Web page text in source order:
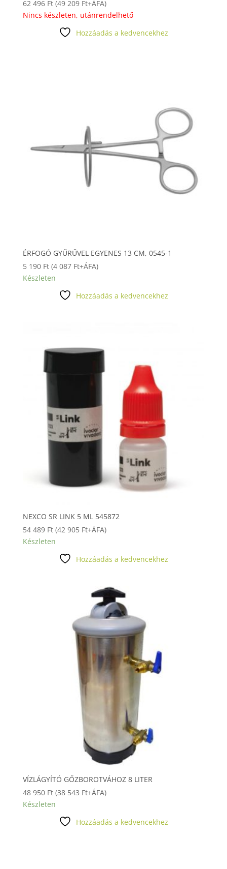
62 496 Ft (49 209 Ft+ÁFA)
Nincs készleten, utánrendelhető
Hozzáadás a kedvencekhez
ÉRFOGÓ GYŰRŰVEL EGYENES 13 CM, 0545-1
5 190 Ft (4 087 Ft+ÁFA)
Készleten
Hozzáadás a kedvencekhez
NEXCO SR LINK 5 ML 545872
54 489 Ft (42 905 Ft+ÁFA)
Készleten
Hozzáadás a kedvencekhez
VÍZLÁGYÍTÓ GŐZBOROTVÁHOZ 8 LITER
48 950 Ft (38 543 Ft+ÁFA)
Készleten
Hozzáadás a kedvencekhez